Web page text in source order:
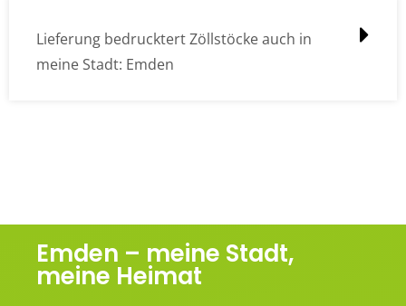
Lieferung bedrucktert Zöllstöcke auch in
meine Stadt: Emden
Emden – meine Stadt,
meine Heimat